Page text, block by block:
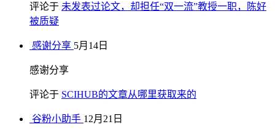
评论于 未发表过论文，却担任“双一流”教授一职，陈好
被质疑
感谢分享 5月14日
感谢分享
评论于 SCIHUB的文章从哪里获取来的
谷粉小助手 12月21日